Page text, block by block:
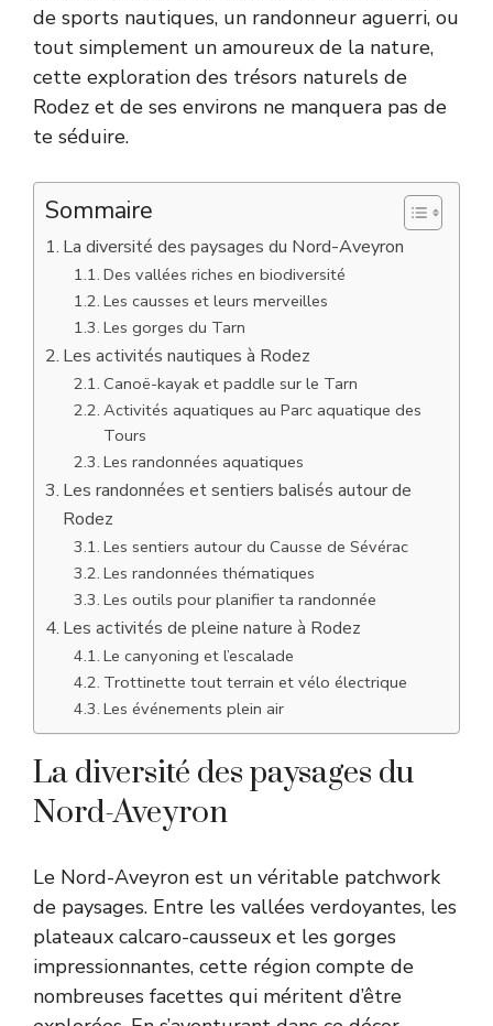
de sports nautiques, un randonneur aguerri, ou
tout simplement un amoureux de la nature,
cette exploration des trésors naturels de
Rodez et de ses environs ne manquera pas de
te séduire.
Sommaire
La diversité des paysages du Nord-Aveyron
Des vallées riches en biodiversité
Les causses et leurs merveilles
Les gorges du Tarn
Les activités nautiques à Rodez
Canoë-kayak et paddle sur le Tarn
Activités aquatiques au Parc aquatique des
Tours
Les randonnées aquatiques
Les randonnées et sentiers balisés autour de
Rodez
Les sentiers autour du Causse de Sévérac
Les randonnées thématiques
Les outils pour planifier ta randonnée
Les activités de pleine nature à Rodez
Le canyoning et l’escalade
Trottinette tout terrain et vélo électrique
Les événements plein air
La diversité des paysages du
Nord-Aveyron
Le Nord-Aveyron est un véritable patchwork
de paysages. Entre les vallées verdoyantes, les
plateaux calcaro-causseux et les gorges
impressionnantes, cette région compte de
nombreuses facettes qui méritent d’être